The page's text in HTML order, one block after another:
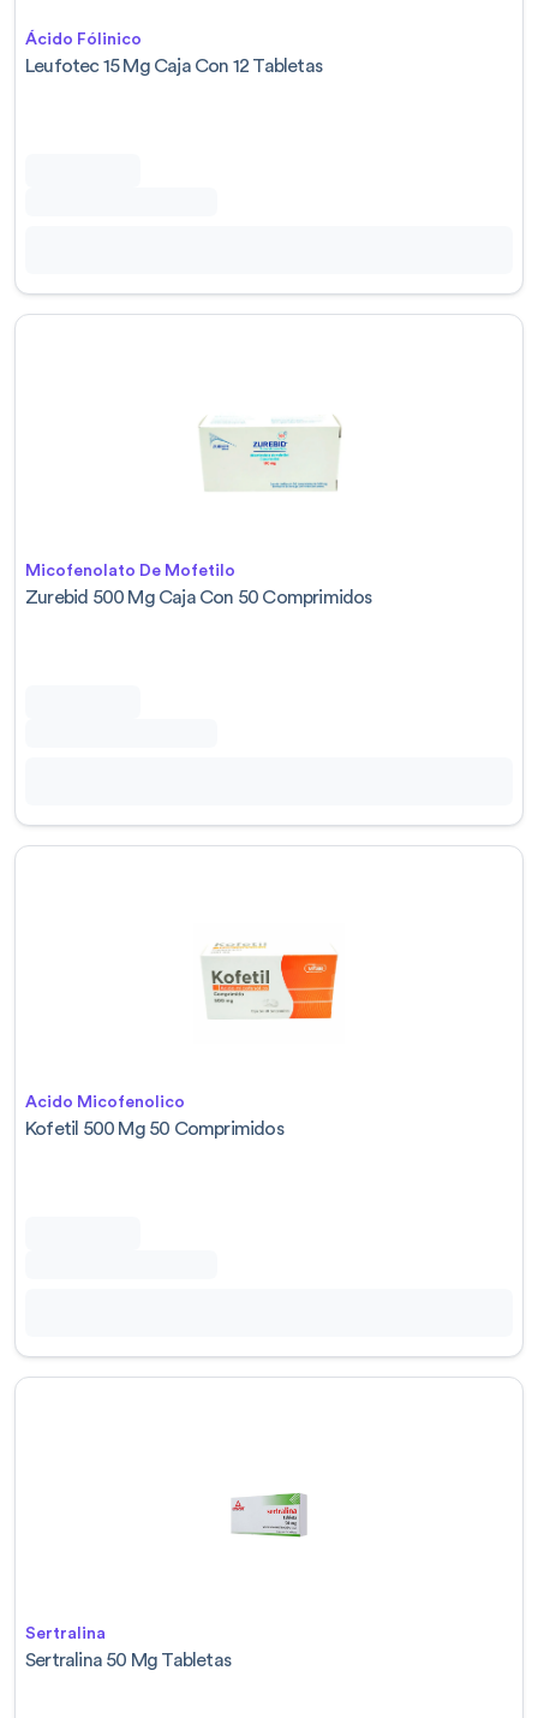
Ácido Fólinico
Leufotec 15 Mg Caja Con 12 Tabletas
Micofenolato De Mofetilo
Zurebid 500 Mg Caja Con 50 Comprimidos
Acido Micofenolico
Kofetil 500 Mg 50 Comprimidos
Sertralina
Sertralina 50 Mg Tabletas